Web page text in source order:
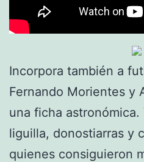
Incorpora también a
Fernando Morientes y
una ficha astronómica.
liguilla, donostiarras y
quienes consiguieron